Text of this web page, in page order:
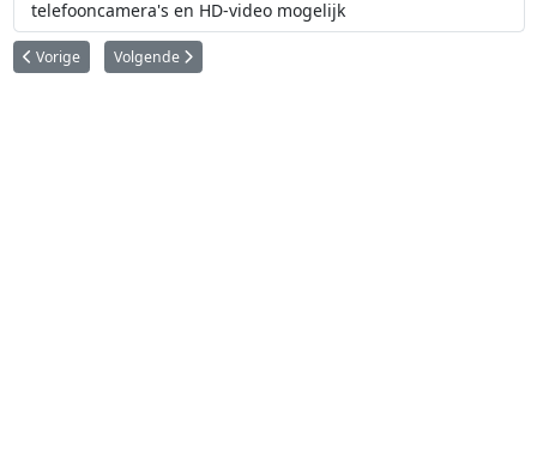
telefooncamera's en HD-video mogelijk
Vorig artikel: Ruimtevaart in ons dagelijks leven: materialen voor coating
Vorige Volgende artikel: Ruimtevaart in ons dagelijks leven:
Volgende